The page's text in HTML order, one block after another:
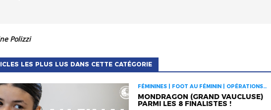
Polizzi
LES PLUS LUS DANS CETTE CATÉGORIE
FÉMININES | FOOT AU FÉMININ | OPÉRATIONS
FFF
MONDRAGON (GRAND VAUCLUSE)
PARMI LES 8 FINALISTES !